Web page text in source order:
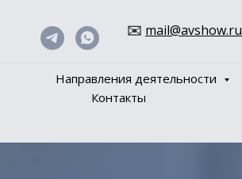
✉️ mail@avshow.ru
Направления деятельности
Контакты